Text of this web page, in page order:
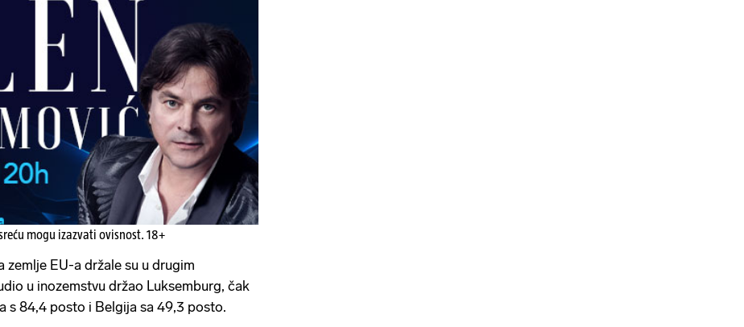
mogu izazvati ovisnost. 18+
zemlje EU-a držale su u drugim
u inozemstvu držao Luksemburg, čak
s 84,4 posto i Belgija sa 49,3 posto.